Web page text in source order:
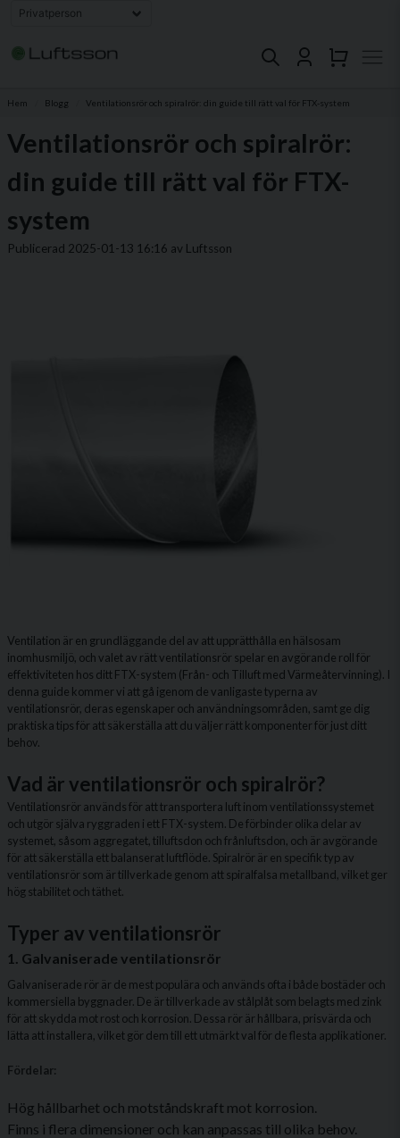
Hem Blogg Ventilationsrör och spiralrör: din guide till rätt val för FTX-system
Ventilationsrör och spiralrör:
din guide till rätt val för FTX-
system
Publicerad 2025-01-13 16:16 av Luftsson
Ventilation är en grundläggande del av att upprätthålla en hälsosam
inomhusmiljö, och valet av rätt ventilationsrör spelar en avgörande roll för
effektiviteten hos ditt FTX-system (Från- och Tilluft med Värmeåtervinning). I
denna guide kommer vi att gå igenom de vanligaste typerna av
ventilationsrör, deras egenskaper och användningsområden, samt ge dig
praktiska tips för att säkerställa att du väljer rätt komponenter för just ditt
behov.
Vad är ventilationsrör och spiralrör?
Ventilationsrör används för att transportera luft inom ventilationssystemet
och utgör själva ryggraden i ett FTX-system. De förbinder olika delar av
systemet, såsom aggregatet, tilluftsdon och frånluftsdon, och är avgörande
för att säkerställa ett balanserat luftflöde. Spiralrör är en specifik typ av
ventilationsrör som är tillverkade genom att spiralfalsa metallband, vilket ger
hög stabilitet och täthet.
Typer av ventilationsrör
1. Galvaniserade ventilationsrör
Galvaniserade rör är de mest populära och används ofta i både bostäder och
kommersiella byggnader. De är tillverkade av stålplåt som belagts med zink
för att skydda mot rost och korrosion. Dessa rör är hållbara, prisvärda och
lätta att installera, vilket gör dem till ett utmärkt val för de flesta applikationer.
Fördelar:
Hög hållbarhet och motståndskraft mot korrosion.
Finns i flera dimensioner och kan anpassas till olika behov.